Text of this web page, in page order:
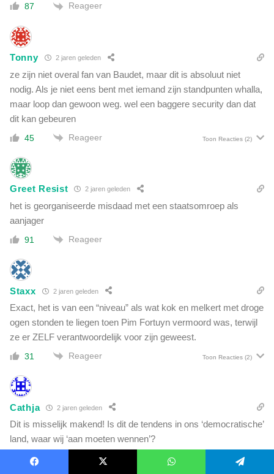
87 Reageer
Tonny 2 jaren geleden
ze zijn niet overal fan van Baudet, maar dit is absoluut niet
nodig. Als je niet eens bent met iemand zijn standpunten whalla,
maar loop dan gewoon weg. wel een baggere security dan dat
dit kan gebeuren
45 Reageer Toon Reacties (2)
Greet Resist 2 jaren geleden
het is georganiseerde misdaad met een staatsomroep als
aanjager
91 Reageer
Staxx 2 jaren geleden
Exact, het is van een “niveau” als wat kok en melkert met droge
ogen stonden te liegen toen Pim Fortuyn vermoord was, terwijl
ze er ZELF verantwoordelijk voor zijn geweest.
31 Reageer Toon Reacties (2)
Cathja 2 jaren geleden
Dit is misselijk makend! Is dit de tendens in ons ‘democratische’
land, waar wij ‘aan moeten wennen’?
nieuwe asielzoekers erbij, onze vrijheid kwijt, waardoor we geen